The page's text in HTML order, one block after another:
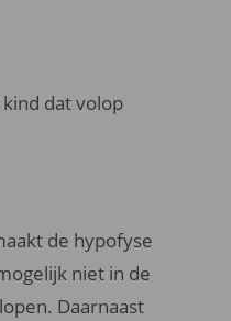
dat volop
de hypofyse
niet in de
Daarnaast